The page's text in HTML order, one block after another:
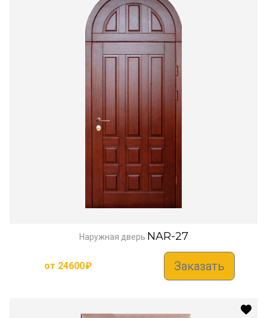
Наружная дверь NAR-27
от 24600₽ Заказать